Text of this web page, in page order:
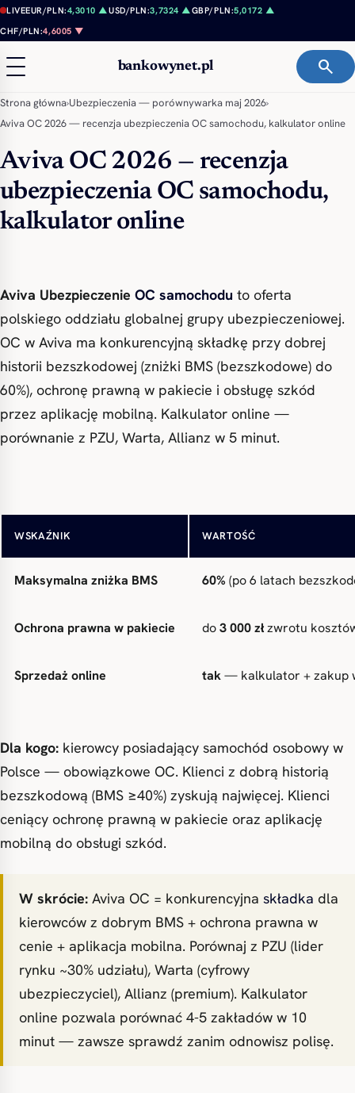
Przejdź do treści
LIVEEUR/PLN:4,3010 ▲USD/PLN:3,7324 ▲GBP/PLN:5,0172 ▲
CHF/PLN:4,6005 ▼
bankowynet.pl search
Strona główna›Ubezpieczenia — porównywarka maj 2026›
Aviva OC 2026 — recenzja ubezpieczenia OC samochodu, kalkulator online
Aviva OC 2026 — recenzja
ubezpieczenia OC samochodu,
kalkulator online
Aviva Ubezpieczenie OC samochodu to oferta
polskiego oddziału globalnej grupy ubezpieczeniowej.
OC w Aviva ma konkurencyjną składkę przy dobrej
historii bezszkodowej (zniżki BMS (bezszkodowe) do
60%), ochronę prawną w pakiecie i obsługę szkód
przez aplikację mobilną. Kalkulator online —
porównanie z PZU, Warta, Allianz w 5 minut.
WSKAŹNIK WARTOŚĆ
Składka OC (BMS 60%) od~380 zł rocznie
Maksymalna zniżka BMS 60% (po 6 latach
Ochrona prawna w pakiecie do3 000 złzwrotu
Sprzedaż online tak— kalkulator + zakup
Dla kogo: kierowcy posiadający samochód osobowy w
Polsce — obowiązkowe OC. Klienci z dobrą historią
bezszkodową (BMS ≥40%) zyskują najwięcej. Klienci
ceniący ochronę prawną w pakiecie oraz aplikację
mobilną do obsługi szkód.
W skrócie: Aviva OC = konkurencyjna składka dla
kierowców z dobrym BMS + ochrona prawna w
cenie + aplikacja mobilna. Porównaj z PZU (lider
rynku ~30% udziału), Warta (cyfrowy
ubezpieczyciel), Allianz (premium). Kalkulator
online pozwala porównać 4-5 zakładów w 10
minut — zawsze sprawdź zanim odnowisz polisę.